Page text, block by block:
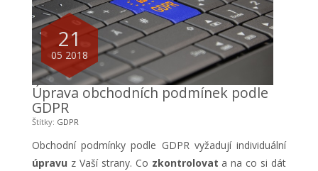
21
05 2018
Úprava obchodních podmínek podle
GDPR
Štítky: GDPR
Obchodní podmínky podle GDPR vyžadují individuální
úpravu z Vaší strany. Co zkontrolovat a na co si dát